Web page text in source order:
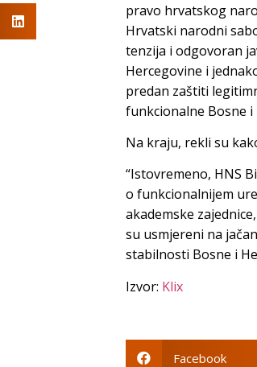
pravo hrvatskog
Hrvatski narodni
tenzija i odgovoran
Hercegovine i
predan zaštiti
funkcionalne Bosne i
Na kraju, rekli su
“Istovremeno, HNS
o funkcionalnijem
akademske
su usmjereni na
stabilnosti Bosne i
Izvor: Klix
Facebook